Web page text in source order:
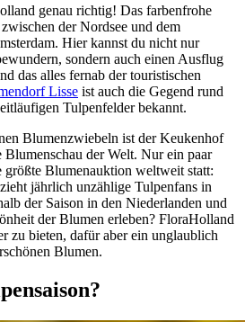
genau richtig! Das farbenfrohe
der Nordsee und dem
Hier kannst du nicht nur
sondern auch einen Ausflug
das alles fernab der touristischen
Lisse ist auch die Gegend rund
Tulpenfelder bekannt.
Blumenzwiebeln ist der Keukenhof
Blumenschau der Welt. Nur ein paar
Blumenauktion weltweit statt:
jährlich unzählige Tulpenfans in
der Saison in den Niederlanden und
der Blumen erleben? FloraHolland
zu bieten, dafür aber ein unglaublich
Blumen.